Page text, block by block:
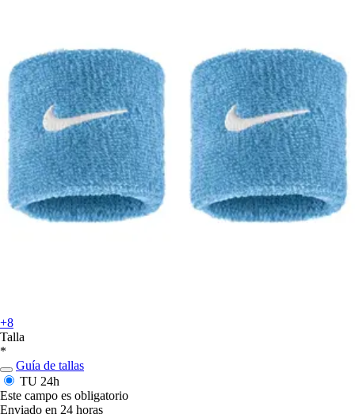
+8
Talla
*
Guía de tallas
TU 24h
Este campo es obligatorio
Enviado en 24 horas